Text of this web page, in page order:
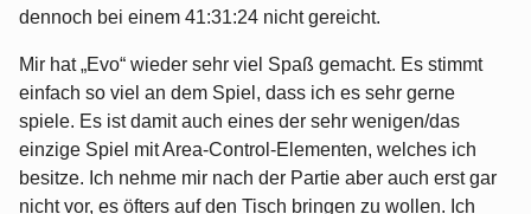
dennoch bei einem 41:31:24 nicht gereicht.
Mir hat „Evo“ wieder sehr viel Spaß gemacht. Es stimmt
einfach so viel an dem Spiel, dass ich es sehr gerne
spiele. Es ist damit auch eines der sehr wenigen/das
einzige Spiel mit Area-Control-Elementen, welches ich
besitze. Ich nehme mir nach der Partie aber auch erst gar
nicht vor, es öfters auf den Tisch bringen zu wollen. Ich